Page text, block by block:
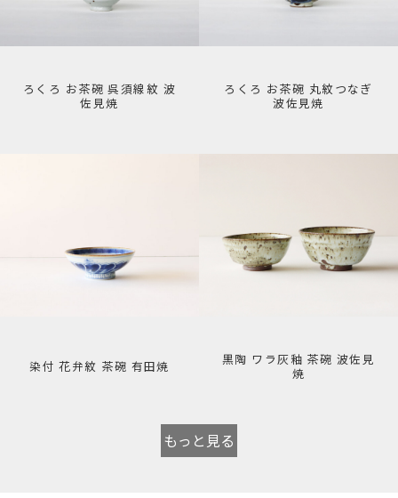
ろくろ お茶碗 呉須線紋 波
佐見焼
ろくろ お茶碗 丸紋つなぎ
波佐見焼
染付 花弁紋 茶碗 有田焼
黒陶 ワラ灰釉 茶碗 波佐見
焼
もっと見る